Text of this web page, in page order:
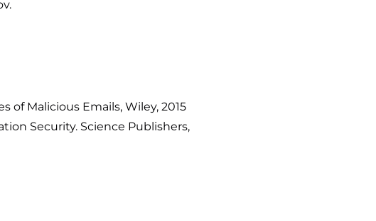
of Malicious Emails, Wiley, 2015
Security. Science Publishers,